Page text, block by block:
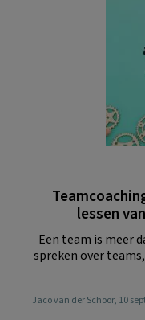
lessen
Een team is meer
spreken over
Jaco van der Schoor, 10